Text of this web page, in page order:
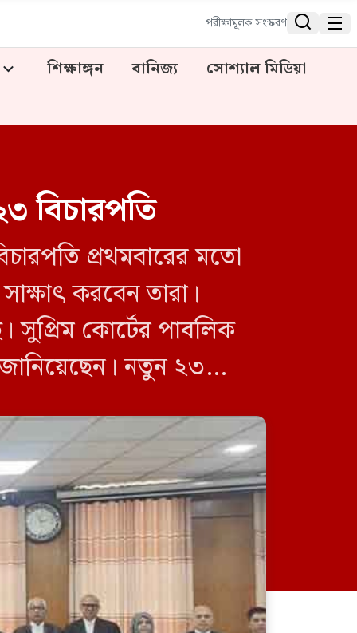
পরীক্ষামূলক সংস্করণ  
শিক্ষাঙ্গন বানিজ্য
সোশ্যাল মিডিয়া
বিচারপতি
প্রথমবারের মতো
করবেন তারা।
সুপ্রিম কোর্টের পাবলিক
নতুন ২৩